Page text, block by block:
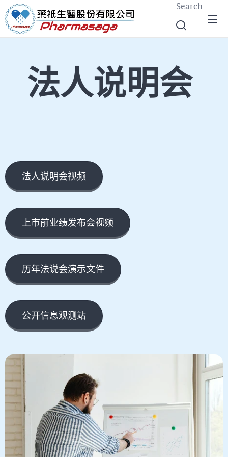
Search
法人说明会
法人说明会视频
上市前业绩发布会视频
历年法说会演示文件
公开信息观测站